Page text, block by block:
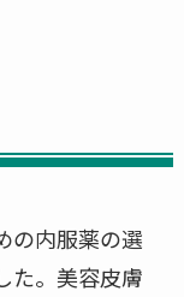
の内服薬の選
た。美容皮膚